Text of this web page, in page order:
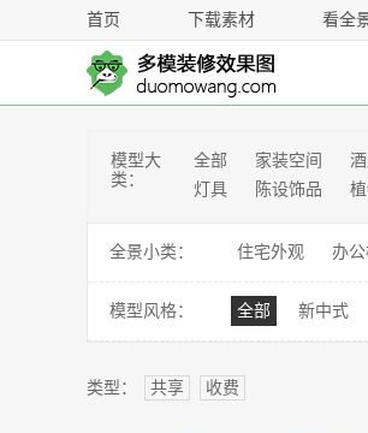
首页 下载素材 看全
模型大
类：
全部 家装空间
灯具
陈设饰品
全景小类： 住宅外观 办
模型风格： 全部 新中式
类型： 共享 收费